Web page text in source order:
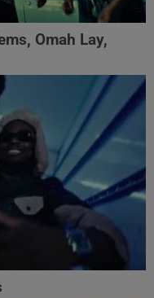
Omah Lay,